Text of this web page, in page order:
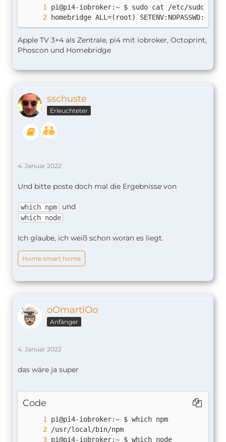
homebridge ALL=(root)
Apple TV 3+4 als Zentrale, pi4 mit iobroker, Octoprint,
Phoscon und Homebridge
sschuste
Erleuchteter
4. Januar 2022
Und bitte poste doch mal die Ergebnisse von
which npm und
which node
Ich glaube, ich weiß schon woran es liegt.
Home smart home
oOmartlOo
Anfänger
4. Januar 2022
das wäre ja super
Code